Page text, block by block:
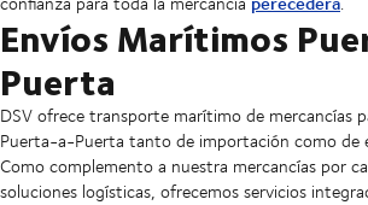
Envíos Marítimos
Puerta
DSV ofrece transporte marítimo de mercancías
Puerta-a-Puerta tanto de importación como de
Como complemento a nuestra mercancías por
soluciones logísticas, ofrecemos servicios